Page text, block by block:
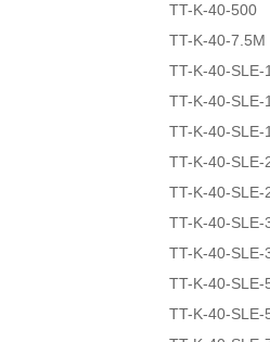
TT-K-40-500
TT-K-40-7.5M
TT-K-40-SLE-
TT-K-40-SLE-
TT-K-40-SLE-
TT-K-40-SLE-
TT-K-40-SLE-
TT-K-40-SLE-
TT-K-40-SLE-
TT-K-40-SLE-
TT-K-40-SLE-